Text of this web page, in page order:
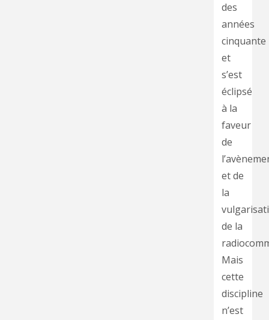
des
années
cinquante
et
s’est
éclipsé
à la
faveur
de
et de
la
de la
Mais
cette
discipline
n’est